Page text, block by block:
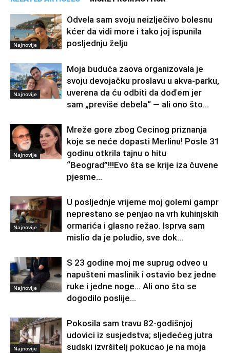
Najnovije
Odvela sam svoju neizlječivo bolesnu
kćer da vidi more i tako joj ispunila
posljednju želju
Najnovije
Moja buduća zaova organizovala je
svoju devojačku proslavu u akva-parku,
uverena da ću odbiti da dođem jer
sam „previše debela“ — ali ono što...
Najnovije
Mreže gore zbog Cecinog priznanja
koje se neće dopasti Merlinu! Posle 31
godinu otkrila tajnu o hitu
“Beograd”!!!Evo šta se krije iza čuvene
pjesme...
Najnovije
U posljednje vrijeme moj golemi gampr
neprestano se penjao na vrh kuhinjskih
ormarića i glasno režao. Isprva sam
mislio da je poludio, sve dok...
Najnovije
S 23 godine moj me suprug odveo u
napušteni maslinik i ostavio bez jedne
ruke i jedne noge… Ali ono što se
dogodilo poslije...
Najnovije
Pokosila sam travu 82-godišnjoj
udovici iz susjedstva; sljedećeg jutra
sudski izvršitelj pokucao je na moja